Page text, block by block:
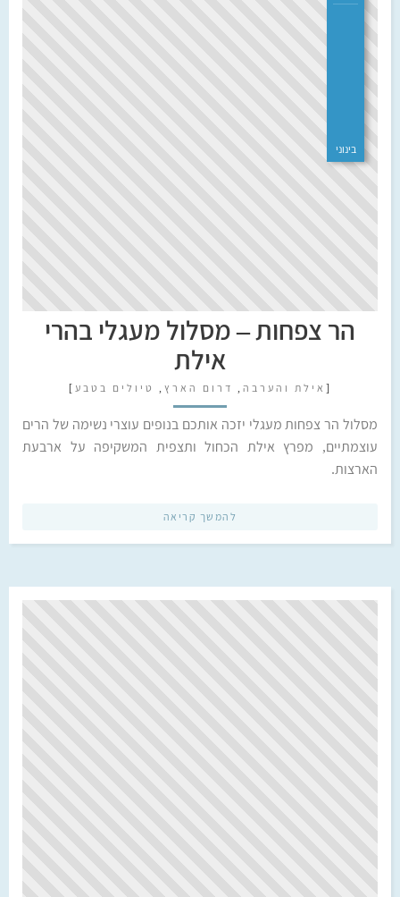
בינוני
הר צפחות – מסלול מעגלי בהרי
אילת
[ אילת והערבה , דרום הארץ , טיולים בטבע ]
מסלול הר צפחות מעגלי יזכה אותכם בנופים עוצרי נשימה של הרים
עוצמתיים, מפרץ אילת הכחול ותצפית המשקיפה על ארבעת
הארצות.
להמשך קריאה